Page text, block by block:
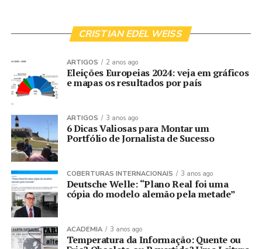
CRISTIAN EDEL WEISS
ARTIGOS 2 anos ago
Eleições Europeias 2024: veja em gráficos
e mapas os resultados por país
ARTIGOS 3 anos ago
6 Dicas Valiosas para Montar um
Portfólio de Jornalista de Sucesso
COBERTURAS INTERNACIONAIS 3 anos ago
Deutsche Welle: “Plano Real foi uma
cópia do modelo alemão pela metade”
ACADEMIA 3 anos ago
Temperatura da Informação: Quente ou